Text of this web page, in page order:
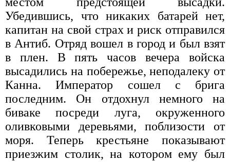
Убедившись, что никаких батарей нет,
капитан на свой страх и риск отправился
в Антиб. Отряд вошел в город и был взят
в плен. В пять часов вечера войска
высадились на побережье, неподалеку от
Канна. Император сошел с брига
последним. Он отдохнул немного на
биваке посреди луга, окруженного
оливковыми деревьями, поблизости от
моря. Теперь крестьяне показывают
приезжим столик, на котором ему был